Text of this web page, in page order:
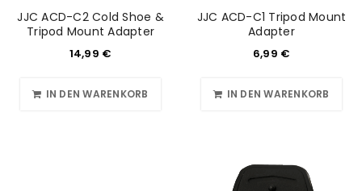
JJC ACD-C2 Cold Shoe &
Tripod Mount Adapter
14,99 €
IN DEN WARENKORB
JJC ACD-C1 Tripod Mount
Adapter
6,99 €
IN DEN WARENKORB